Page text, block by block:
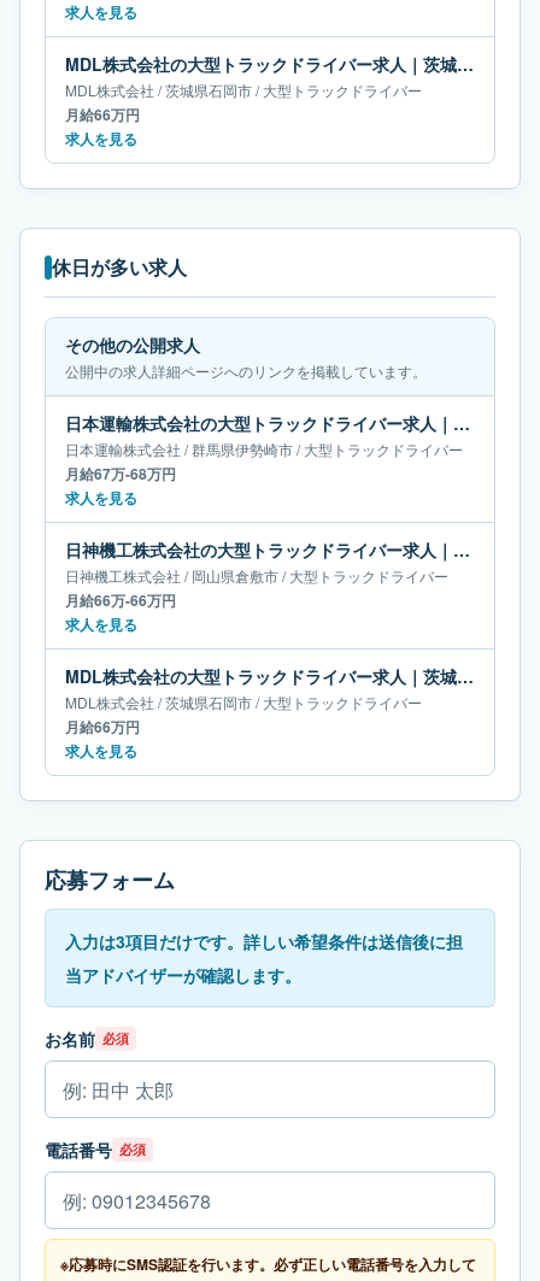
求人を見る
MDL株式会社の大型トラックドライバー求人｜茨城県石岡市｜月給66万円
MDL株式会社 /茨城県石岡市/大型トラックドライバー
月給66万円
求人を見る
休日が多い求人
その他の公開求人
公開中の求人詳細ページへのリンクを掲載しています。
日本運輸株式会社の大型トラックドライバー求人｜群馬県伊勢崎市｜月給67万-68万円
日本運輸株式会社 /群馬県伊勢崎市/大型トラックドライバー
月給67万-68万円
求人を見る
日神機工株式会社の大型トラックドライバー求人｜岡山県倉敷市｜月給66万-66万円
日神機工株式会社 /岡山県倉敷市/大型トラックドライバー
月給66万-66万円
求人を見る
MDL株式会社の大型トラックドライバー求人｜茨城県石岡市｜月給66万円
MDL株式会社 /茨城県石岡市/大型トラックドライバー
月給66万円
求人を見る
応募フォーム
入力は3項目だけです。詳しい希望条件は送信後に担
当アドバイザーが確認します。
お名前 必須
電話番号 必須
※応募時にSMS認証を行います。必ず正しい電話番号を入力して